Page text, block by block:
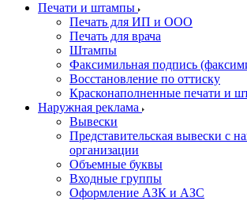
Печати и штампы
Печать для ИП и ООО
Печать для врача
Штампы
Факсимильная подпись
Восстановление по оттиску
Красконаполненные печати и
Наружная реклама
Вывески
Представительская вывески с
организации
Объемные буквы
Входные группы
Оформление АЗК и АЗС